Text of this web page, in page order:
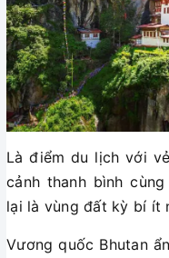
Là điểm du lịch với
cảnh thanh bình
lại là vùng đất kỳ bí ít
Vương quốc Bhutan